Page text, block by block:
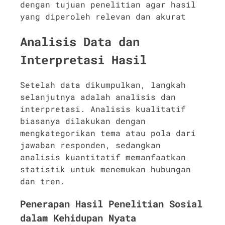
dengan tujuan penelitian agar hasil
yang diperoleh relevan dan akurat
Analisis Data dan
Interpretasi Hasil
Setelah data dikumpulkan, langkah
selanjutnya adalah analisis dan
interpretasi. Analisis kualitatif
biasanya dilakukan dengan
mengkategorikan tema atau pola dari
jawaban responden, sedangkan
analisis kuantitatif memanfaatkan
statistik untuk menemukan hubungan
dan tren.
Penerapan Hasil Penelitian Sosial
dalam Kehidupan Nyata